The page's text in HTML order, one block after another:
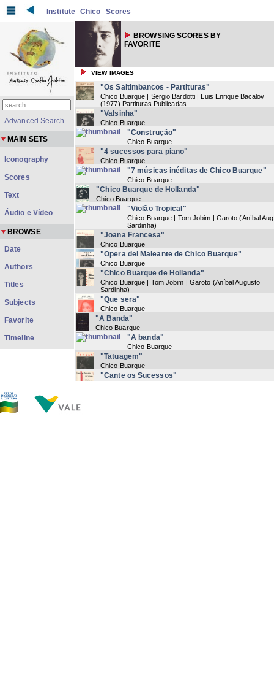
Institute Chico Scores
BROWSING SCORES BY
FAVORITE
VIEW IMAGES
"Os Saltimbancos - Partituras"
Chico Buarque | Sergio Bardotti | Luis Enrique Bacalov
(1977) Partituras Publicadas
"Valsinha"
Chico Buarque
"Construção"
Chico Buarque
"4 sucessos para piano"
Chico Buarque
"7 músicas inéditas de Chico Buarque"
Chico Buarque
"Chico Buarque de Hollanda"
Chico Buarque
"Violão Tropical"
Chico Buarque | Tom Jobim | Garoto (Aníbal
Sardinha)
"Joana Francesa"
Chico Buarque
"Opera del Maleante de Chico Buarque"
Chico Buarque
"Chico Buarque de Hollanda"
Chico Buarque | Tom Jobim | Garoto (Aníbal Augusto
Sardinha)
"Que sera"
Chico Buarque
"A Banda"
Chico Buarque
"A banda"
Chico Buarque
"Tatuagem"
Chico Buarque
"Cante os Sucessos"
Advanced Search
MAIN SETS
Iconography
Scores
Text
Áudio e Vídeo
BROWSE
Date
Authors
Titles
Subjects
Favorite
Timeline